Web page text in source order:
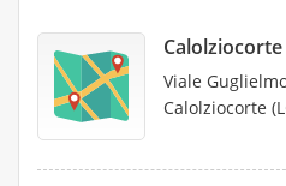
Calolziocorte
Viale
Calolziocorte